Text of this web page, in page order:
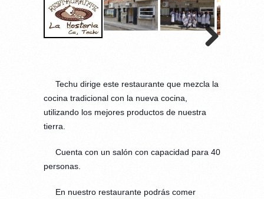
Techu dirige este restaurante que mezcla la
cocina tradicional con la nueva cocina,
utilizando los mejores productos de nuestra
tierra.
Cuenta con un salón con capacidad para 40
personas.
En nuestro restaurante podrás comer